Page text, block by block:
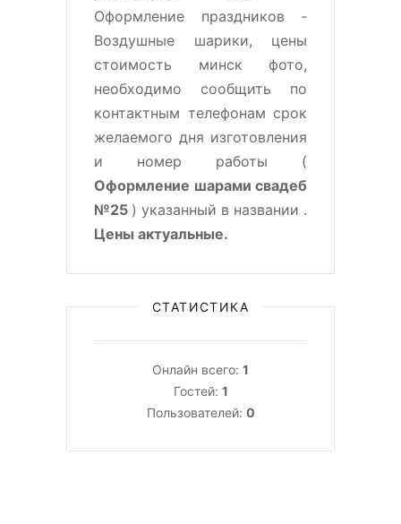
Оформление праздников -
Воздушные шарики, цены
стоимость минск фото,
необходимо сообщить по
контактным телефонам срок
желаемого дня изготовления
и номер работы (
Оформление шарами свадеб
№25 ) указанный в названии .
Цены актуальные.
СТАТИСТИКА
Онлайн всего: 1
Гостей: 1
Пользователей: 0